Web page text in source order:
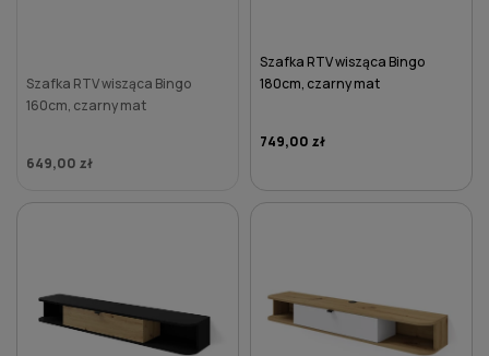
Szafka RTV wisząca Bingo
160cm, czarny mat
649,00 zł
Szafka RTV wisząca Bingo
180cm, czarny mat
749,00 zł